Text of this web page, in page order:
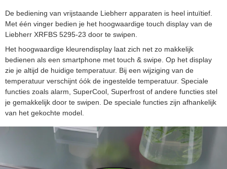
De bediening van vrijstaande Liebherr apparaten is heel intuïtief.
Met één vinger bedien je het hoogwaardige touch display van de
Liebherr XRFBS 5295-23 door te swipen.
Het hoogwaardige kleurendisplay laat zich net zo makkelijk
bedienen als een smartphone met touch & swipe. Op het display
zie je altijd de huidige temperatuur. Bij een wijziging van de
temperatuur verschijnt óók de ingestelde temperatuur. Speciale
functies zoals alarm, SuperCool, Superfrost of andere functies stel
je gemakkelijk door te swipen. De speciale functies zijn afhankelijk
van het gekochte model.